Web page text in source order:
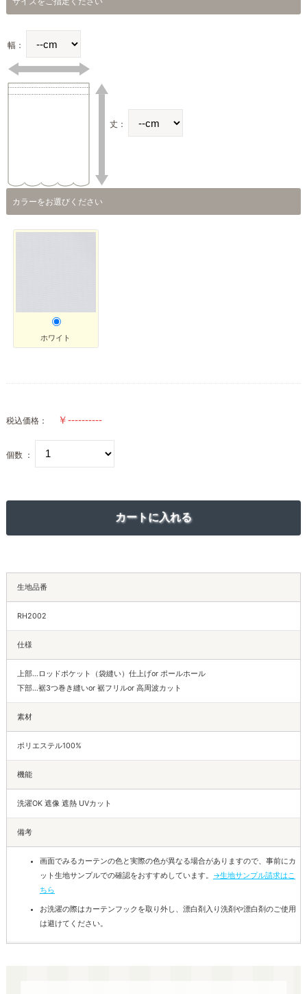
幅：
丈：
カラーをお選びください
ホワイト
税込価格：
個数 ：
生地品番
RH2002
仕様
上部…ロッドポケット（袋縫い）仕上げor ポールホール
下部…裾3つ巻き縫いor 裾フリルor 高周波カット
素材
ポリエステル100%
機能
洗濯OK 遮像 遮熱 UVカット
備考
画面でみるカーテンの色と実際の色が異なる場合がありますので、事前にカ
ット生地サンプルでの確認をおすすめしています。 →生地サンプル請求はこ
ちら
お洗濯の際はカーテンフックを取り外し、漂白剤入り洗剤や漂白剤のご使用
は避けてください。